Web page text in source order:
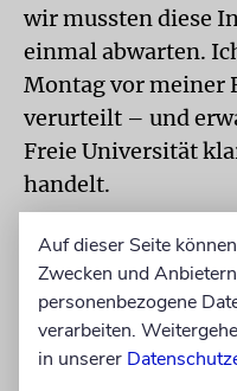
wir mussten diese
einmal abwarten.
Montag vor meiner
verurteilt – und
Freie Universität
handelt.
Der Zentralrat der
Exmatrikulation
diese »aus
so einer Attacke
Auf dieser Seite
Zwecken und
personenbezogene
verarbeiten.
in unserer